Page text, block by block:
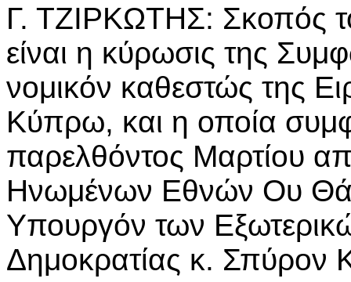
Γ. ΤΖΙΡΚΩΤΗΣ: Σκοπός
είναι η κύρωσις της
νομικόν καθεστώς της
Κύπρω, και η οποία
παρελθόντος Μαρτίου
Ηνωμένων Εθνών Ου
Υπουργόν των
Δημοκρατίας κ. Σπύρον